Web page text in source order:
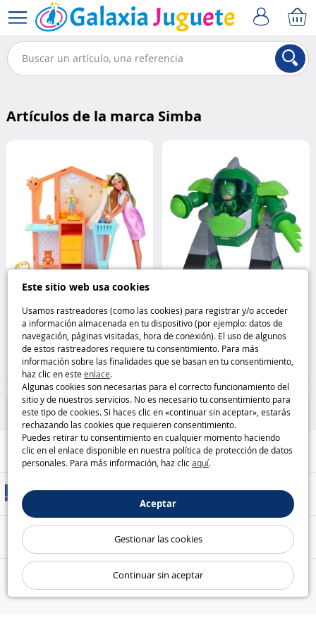
Este sitio web usa cookies
Usamos rastreadores (como las cookies) para registrar y/o acceder
a información almacenada en tu dispositivo (por ejemplo: datos de
navegación, páginas visitadas, hora de conexión). El uso de algunos
de estos rastreadores requiere tu consentimiento. Para más
información sobre las finalidades que se basan en tu consentimiento,
haz clic en esteenlace.
Algunas cookies son necesarias para el correcto funcionamiento del
sitio y de nuestros servicios. No es necesario tu consentimiento para
este tipo de cookies. Si haces clic en «continuar sin aceptar», estarás
rechazando las cookies que requieren consentimiento.
Puedes retirar tu consentimiento en cualquier momento haciendo
clic en el enlace disponible en nuestra política de protección de datos
personales. Para más información, haz clicaquí.
Aceptar
Gestionar las cookies
Continuar sin aceptar
Artículos de la marca Simba
Muñeca Steffi embarazada con
bebé sorpresaSimba
22,95€
Muñecas
Turbo Robot con cañon
Pyjamasques - Gecko (Gluglu)
Simba
21,95€
Figuras
Ayuda / Contacto
Métodos de entrega
Pago seguro
Nuestras garantías